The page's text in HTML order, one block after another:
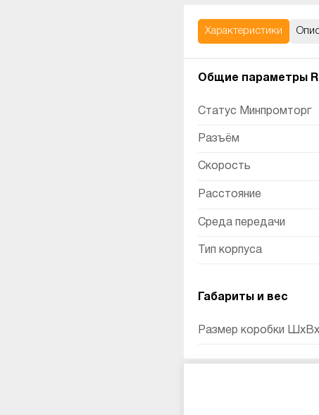
Характеристики
Общие параметры
Статус Минпромторг
Разъём
Скорость
Расстояние
Среда передачи
Тип корпуса
Габариты и вес
Размер коробки